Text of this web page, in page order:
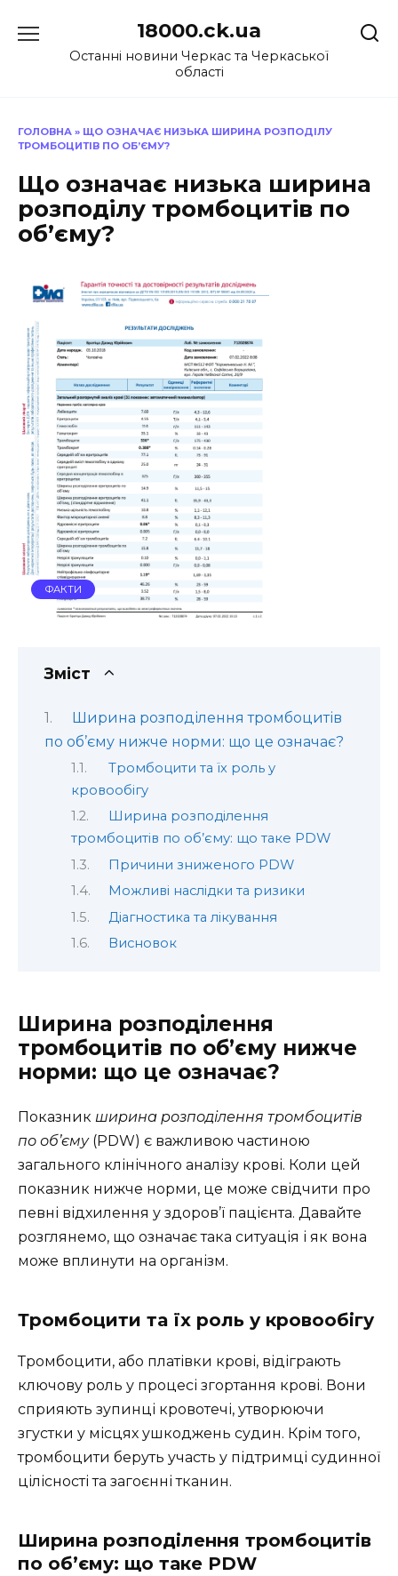
до
18000.ck.ua
Останні новини Черкас та Черкаської
області
ГОЛОВНА » ЩО ОЗНАЧАЄ НИЗЬКА ШИРИНА РОЗПОДІЛУ
ТРОМБОЦИТІВ ПО ОБ’ЄМУ?
Що означає низька ширина
розподілу тромбоцитів по
об’єму?
ФАКТИ
Зміст
Ширина розподілення тромбоцитів
по об’єму нижче норми: що це означає?
Тромбоцити та їх роль у
кровообігу
Ширина розподілення
тромбоцитів по об’єму: що таке PDW
Причини зниженого PDW
Можливі наслідки та ризики
Діагностика та лікування
Висновок
Ширина розподілення
тромбоцитів по об’єму нижче
норми: що це означає?
Показник ширина розподілення тромбоцитів
по об’єму(PDW) є важливою частиною
загального клінічного аналізу крові. Коли цей
показник нижче норми, це може свідчити про
певні відхилення у здоров’ї пацієнта. Давайте
розглянемо, що означає така ситуація і як вона
може вплинути на організм.
Тромбоцити та їх роль у кровообігу
Тромбоцити, або платівки крові, відіграють
ключову роль у процесі згортання крові. Вони
сприяють зупинці кровотечі, утворюючи
згустки у місцях ушкоджень судин. Крім того,
тромбоцити беруть участь у підтримці судинної
цілісності та загоєнні тканин.
Ширина розподілення тромбоцитів
по об’єму: що таке PDW